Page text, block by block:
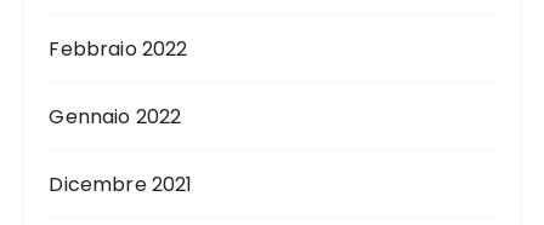
Febbraio 2022
Gennaio 2022
Dicembre 2021